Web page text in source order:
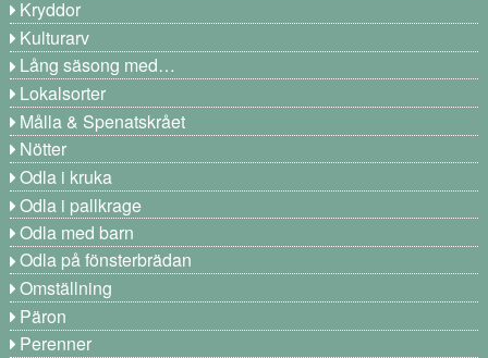
Kryddor
Kulturarv
Lång säsong med…
Lokalsorter
Målla & Spenatskrået
Nötter
Odla i kruka
Odla i pallkrage
Odla med barn
Odla på fönsterbrädan
Omställning
Päron
Perenner